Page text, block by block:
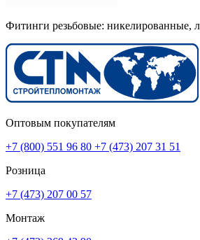
Фитинги резьбовые: никелированные,
Оптовым покупателям
+7 (800) 551 96 80 +7 (473) 207 31 51
Розница
+7 (473) 207 00 57
Монтаж